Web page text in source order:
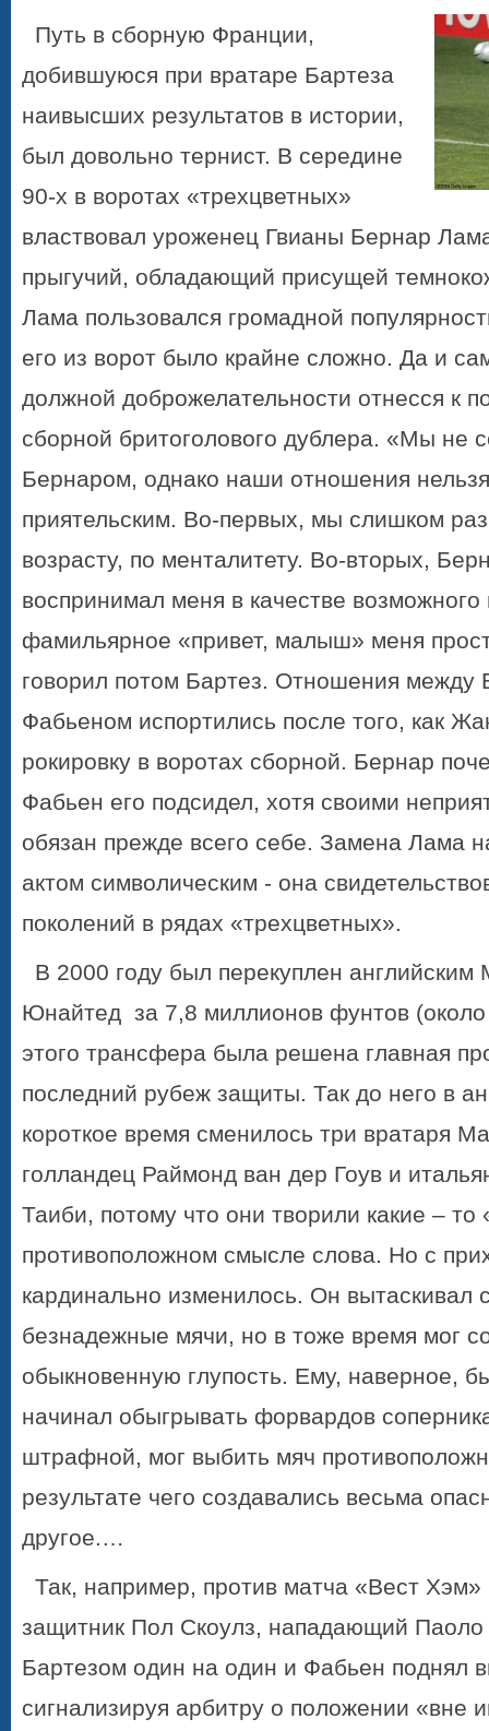
Путь в сборную Франции,
добившуюся при вратаре Бартеза
наивысших результатов в истории,
был довольно тернист. В середине
90-х в воротах «трехцветных»
властвовал уроженец Гвианы Бернар
прыгучий, обладающий присущей
Лама пользовался громадной популя
его из ворот было крайне сложно. Да и
должной доброжелательности отнесся к
сборной бритоголового дублера. «Мы не
Бернаром, однако наши отношения
приятельским. Во-первых, мы слишком
возрасту, по менталитету. Во-вторых,
воспринимал меня в качестве
фамильярное «привет, малыш» меня
говорил потом Бартез. Отношения между
Фабьеном испортились после того, как
рокировку в воротах сборной. Бернар
Фабьен его подсидел, хотя своими
обязан прежде всего себе. Замена Лама
актом символическим - она
поколений в рядах «трехцветных».
В 2000 году был перекуплен английским
Юнайтед за 7,8 миллионов фунтов
этого трансфера была решена главная
последний рубеж защиты. Так до него в
короткое время сменилось три вратаря
голландец Раймонд ван дер Гоув и
Таиби, потому что они творили какие – то
противоположном смысле слова. Но с
кардинально изменилось. Он вытаскивал
безнадежные мячи, но в тоже время мог
обыкновенную глупость. Ему, наверное,
начинал обыгрывать форвардов
штрафной, мог выбить мяч
результате чего создавались весьма
другое.…
Так, например, против матча «Вест Хэм»
защитник Пол Скоулз, нападающий
Бартезом один на один и Фабьен поднял
сигнализируя арбитру о положении «вне